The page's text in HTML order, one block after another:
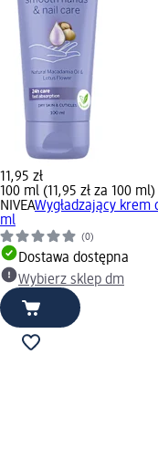
11,95 zł
100 ml (11,95 zł za 100 ml)
NIVEAWygładzający krem
ml
(0)
Dostawa dostępna
Wybierz sklep dm